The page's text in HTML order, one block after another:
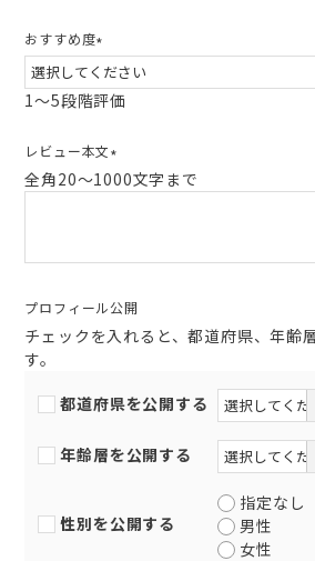
おすすめ度
(必
須)
1～5段階評価
レビュー本文
(必
須)
全角20～1000文字まで
プロフィール公開
チェックを入れると、都道府県、年齢
す。
都道府県を公開する
年齢層を公開する
性別を公開する
指定なし
男性
女性